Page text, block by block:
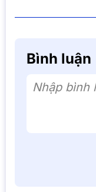
Bình luận
Nhập bình